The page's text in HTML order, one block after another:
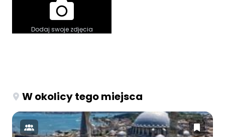
Dodaj swoje zdjęcia
W okolicy tego miejsca